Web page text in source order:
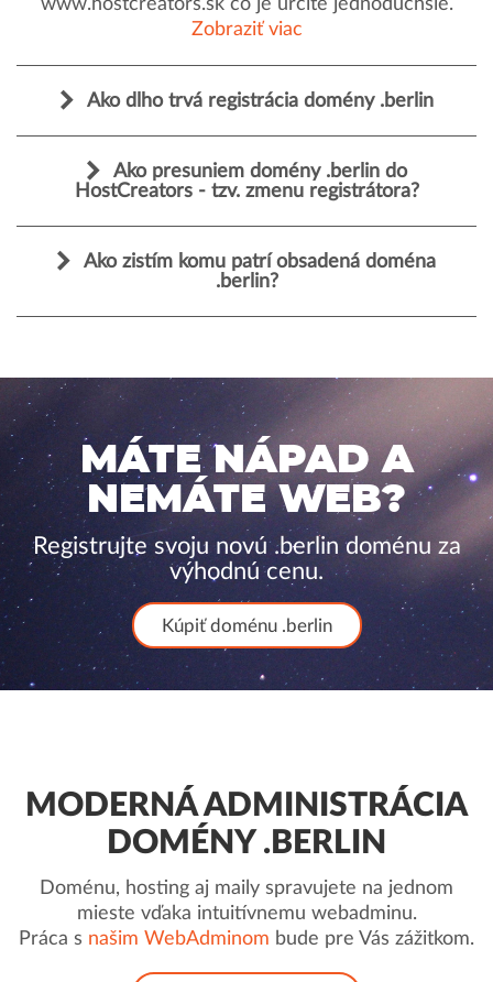
www.hostcreators.sk čo je určite jednoduchšie.
Zobraziť viac
Ako dlho trvá registrácia domény .berlin
Ako presuniem domény .berlin do
HostCreators - tzv. zmenu registrátora?
Ako zistím komu patrí obsadená doména
.berlin?
MÁTE NÁPAD A
NEMÁTE WEB?
Registrujte svoju novú .berlin doménu za
výhodnú cenu.
Kúpiť doménu .berlin
MODERNÁ ADMINISTRÁCIA
DOMÉNY .BERLIN
Doménu, hosting aj maily spravujete na jednom
mieste vďaka intuitívnemu webadminu.
Práca s našim WebAdminom bude pre Vás zážitkom.